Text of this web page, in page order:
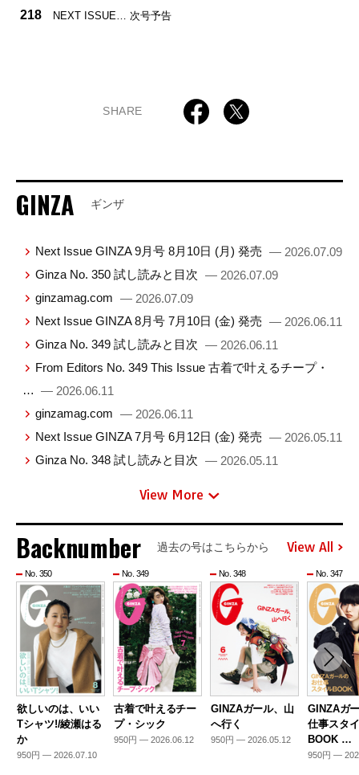
218 NEXT ISSUE… 次号予告
SHARE
GINZA ギンザ
Next Issue GINZA 9月号 8月10日 (月) 発売 — 2026.07.09
Ginza No. 350 試し読みと目次 — 2026.07.09
ginzamag.com — 2026.07.09
Next Issue GINZA 8月号 7月10日 (金) 発売 — 2026.06.11
Ginza No. 349 試し読みと目次 — 2026.06.11
From Editors No. 349 This Issue 古着で叶えるチープ・
… — 2026.06.11
ginzamag.com — 2026.06.11
Next Issue GINZA 7月号 6月12日 (金) 発売 — 2026.05.11
Ginza No. 348 試し読みと目次 — 2026.05.11
View More
Backnumber 過去の号はこちらから View All
No. 350
欲しいのは、いい
Tシャツ!/綾瀬はる
か
950円 — 2026.07.10
No. 349
古着で叶えるチー
プ・シック
950円 — 2026.06.12
No. 348
GINZAガール、山
へ行く
950円 — 2026.05.12
No. 347
GINZAガ
仕事スタ
BOOK …
950円 —